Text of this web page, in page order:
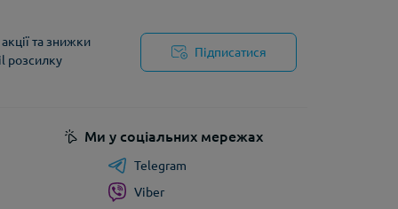
та знижки
розсилку
Підписатися
Ми у соціальних мережах
Telegram
Viber